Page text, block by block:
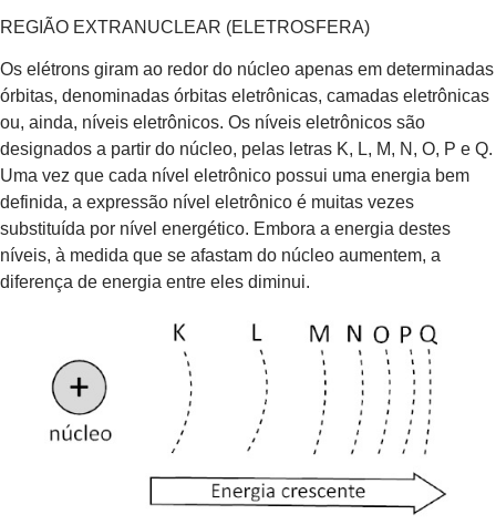
REGIÃO EXTRANUCLEAR (ELETROSFERA)
Os elétrons giram ao redor do núcleo apenas em determinadas
órbitas, denominadas órbitas eletrônicas, camadas eletrônicas
ou, ainda, níveis eletrônicos. Os níveis eletrônicos são
designados a partir do núcleo, pelas letras K, L, M, N, O, P e Q.
Uma vez que cada nível eletrônico possui uma energia bem
definida, a expressão nível eletrônico é muitas vezes
substituída por nível energético. Embora a energia destes
níveis, à medida que se afastam do núcleo aumentem, a
diferença de energia entre eles diminui.